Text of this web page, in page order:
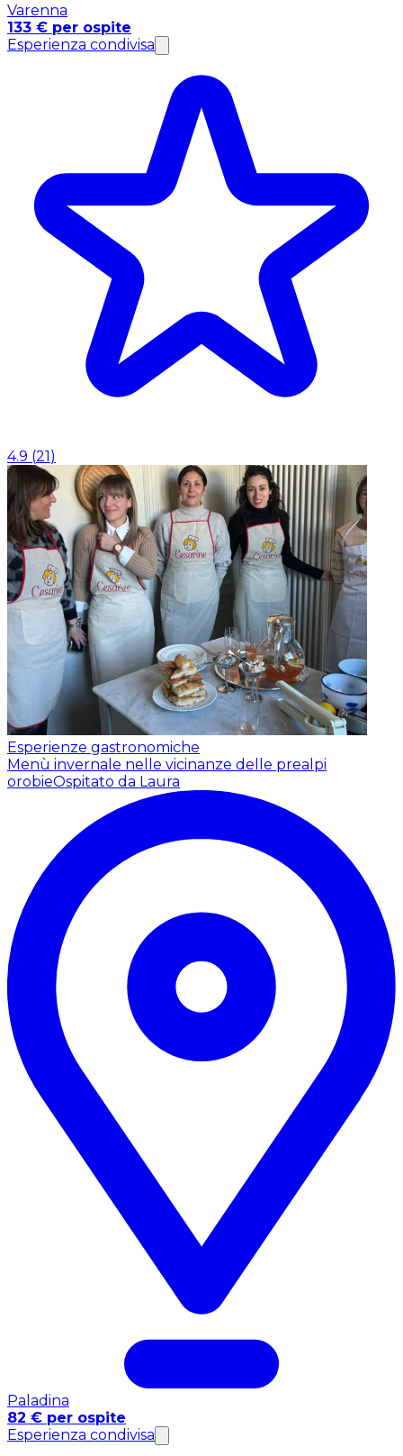
Varenna
133 € per ospite
Esperienza condivisa
4.9 (21)
Esperienze gastronomiche
Menù invernale nelle vicinanze delle prealpi
orobieOspitato da Laura
Paladina
82 € per ospite
Esperienza condivisa